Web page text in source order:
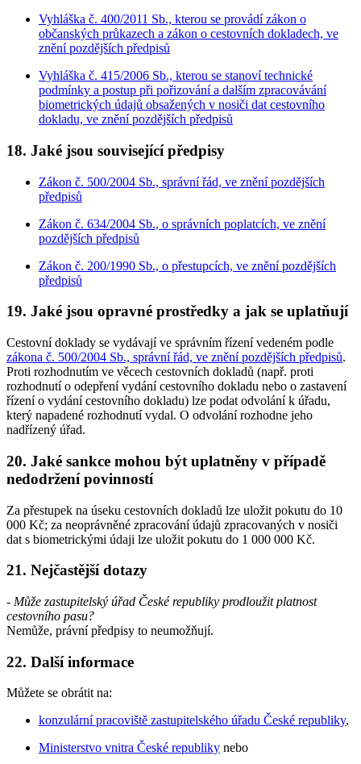
Vyhláška č. 400/2011 Sb., kterou se provádí zákon o
občanských průkazech a zákon o cestovních dokladech, ve
znění pozdějších předpisů
Vyhláška č. 415/2006 Sb., kterou se stanoví technické
podmínky a postup při pořizování a dalším zpracovávání
biometrických údajů obsažených v nosiči dat cestovního
dokladu, ve znění pozdějších předpisů
18. Jaké jsou související předpisy
Zákon č. 500/2004 Sb., správní řád, ve znění pozdějších
předpisů
Zákon č. 634/2004 Sb., o správních poplatcích, ve znění
pozdějších předpisů
Zákon č. 200/1990 Sb., o přestupcích, ve znění pozdějších
předpisů
19. Jaké jsou opravné prostředky a jak se uplatňují
Cestovní doklady se vydávají ve správním řízení vedeném podle
zákona č. 500/2004 Sb., správní řád, ve znění pozdějších předpisů.
Proti rozhodnutím ve věcech cestovních dokladů (např. proti
rozhodnutí o odepření vydání cestovního dokladu nebo o zastavení
řízení o vydání cestovního dokladu) lze podat odvolání k úřadu,
který napadené rozhodnutí vydal. O odvolání rozhodne jeho
nadřízený úřad.
20. Jaké sankce mohou být uplatněny v případě
nedodržení povinností
Za přestupek na úseku cestovních dokladů lze uložit pokutu do 10
000 Kč; za neoprávněné zpracování údajů zpracovaných v nosiči
dat s biometrickými údaji lze uložit pokutu do 1 000 000 Kč.
21. Nejčastější dotazy
- Může zastupitelský úřad České republiky prodloužit platnost
cestovního pasu?
Nemůže, právní předpisy to neumožňují.
22. Další informace
Můžete se obrátit na:
konzulární pracoviště zastupitelského úřadu České republiky,
Ministerstvo vnitra České republiky nebo